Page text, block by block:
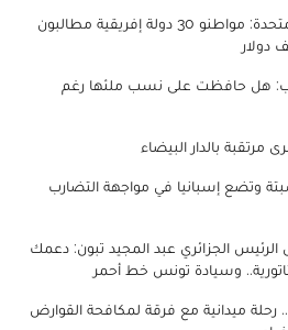
تأشيرة الدخول للولايات المتحدة: مواطنو 30 دولة إفريقية مطالبون
هل حافظت على نسب ملئها رغم
بالدار البيضاء
وتضع إسبانيا في مواجهة التضارب
الرئيس الجزائري عبد المجيد تبون: دعمك
وسيادة تونس خط أحمر
ميدانية مع فرقة لمكافحة القوارض